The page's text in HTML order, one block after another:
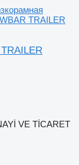
TRAILER
VE TİCARET